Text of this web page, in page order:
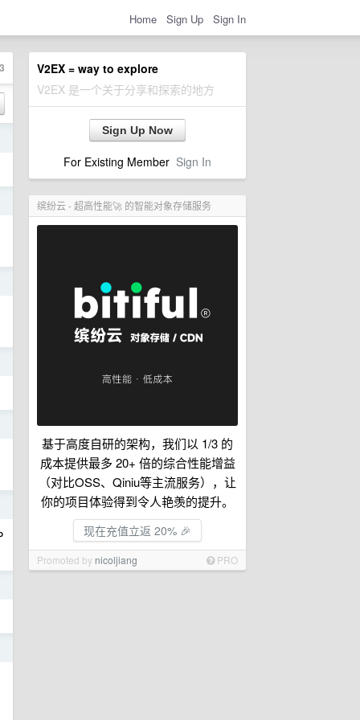
Home Sign Up Sign In
V2EX = way to explore
V2EX 是一个关于分享和探索的地方
Sign Up Now
For Existing Member Sign In
缤纷云 - 超高性能🚀 的智能对象存储服务
基于高度自研的架构，我们以 1/3 的
成本提供最多 20+ 倍的综合性能增益
（对比OSS、Qiniu等主流服务），让
你的项目体验得到令人艳羡的提升。
现在充值立返 20% 🎉
Promoted by nicoljiang PRO